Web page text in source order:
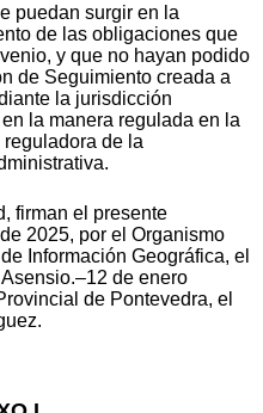
puedan surgir en la
de las obligaciones que
y que no hayan podido
de Seguimiento creada a
la jurisdicción
la manera regulada en la
de la
firman el presente
2025, por el Organismo
Información Geográfica, el
de enero
de Pontevedra, el